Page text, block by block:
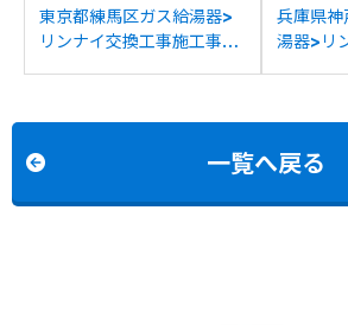
東京都練馬区ガス給湯器>
リンナイ交換工事施工事
兵庫県神
湯器>リ
一覧へ戻る